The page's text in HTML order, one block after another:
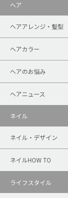
ヘア
ヘアアレンジ・髪型
ヘアカラー
ヘアのお悩み
ヘアニュース
ネイル
ネイル・デザイン
ネイルHOW TO
ライフスタイル